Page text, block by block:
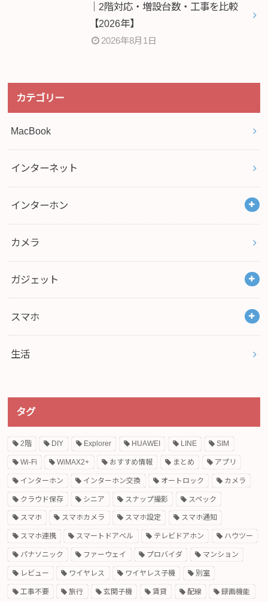
｜2階対応・増設台数・工事を比較
【2026年】
2026年8月1日
カテゴリー
MacBook
インターネット
インターホン
カメラ
ガジェット
スマホ
生活
タグ
2階 DIY Explorer HUAWEI LINE SIM
Wi-Fi WiMAX2+ おすすめ情報 まとめ アプリ
インターホン インターホン交換 オートロック カメラ
クラウド保存 シニア スナップ撮影 スペック
スマホ スマホカメラ スマホ設定 スマホ通知
スマホ連携 スマートドアベル テレビドアホン ハウツー
パナソニック ファーウェイ プロバイダ マンション
レビュー ワイヤレス ワイヤレス子機 別室
工事不要 旅行 玄関子機 賃貸 配線 録画機能